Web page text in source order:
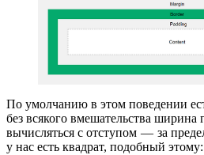
По умолчанию в этом поведении
без всякого вмешательства ширина
вычисляться с отступом — за
у нас есть квадрат, подобный этому: